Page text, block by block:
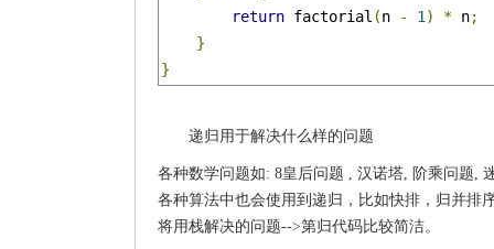
return factorial (n - 1 ) * n;
}
}
递归用于解决什么样的问题
各种数学问题如: 8皇后问题 , 汉诺塔, 阶乘问题,
各种算法中也会使用到递归，比如快排，归并排
将用栈解决的问题-->第归代码比较简洁。